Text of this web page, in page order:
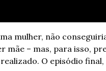
mulher, não
mãe – mas, para isso,
O episódio final,